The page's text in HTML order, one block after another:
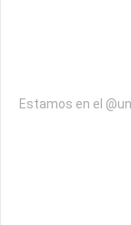
Estamos en el